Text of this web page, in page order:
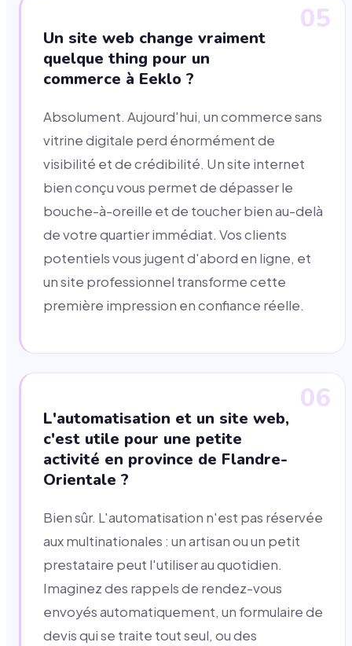
05
Un site web change vraiment
quelque thing pour un
commerce à Eeklo ?
Absolument. Aujourd'hui, un commerce sans
vitrine digitale perd énormément de
visibilité et de crédibilité. Un site internet
bien conçu vous permet de dépasser le
bouche-à-oreille et de toucher bien au-delà
de votre quartier immédiat. Vos clients
potentiels vous jugent d'abord en ligne, et
un site professionnel transforme cette
première impression en confiance réelle.
06
L'automatisation et un site web,
c'est utile pour une petite
activité en province de Flandre-
Orientale ?
Bien sûr. L'automatisation n'est pas réservée
aux multinationales : un artisan ou un petit
prestataire peut l'utiliser au quotidien.
Imaginez des rappels de rendez-vous
envoyés automatiquement, un formulaire de
devis qui se traite tout seul, ou des